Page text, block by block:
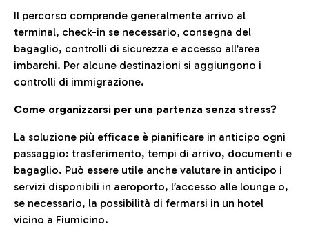
Il percorso comprende generalmente arrivo al
terminal, check-in se necessario, consegna del
bagaglio, controlli di sicurezza e accesso all’area
imbarchi. Per alcune destinazioni si aggiungono i
controlli di immigrazione.
Come organizzarsi per una partenza senza stress?
La soluzione più efficace è pianificare in anticipo ogni
passaggio: trasferimento, tempi di arrivo, documenti e
bagaglio. Può essere utile anche valutare in anticipo i
servizi disponibili in aeroporto, l’accesso alle lounge o,
se necessario, la possibilità di fermarsi in un hotel
vicino a Fiumicino.